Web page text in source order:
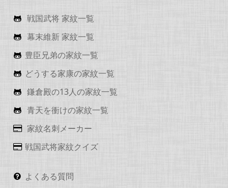
戦国武将 家紋一覧
幕末維新 家紋一覧
豊臣兄弟の家紋一覧
どうする家康の家紋一覧
鎌倉殿の13人の家紋一覧
青天を衝けの家紋一覧
家紋名刺メーカー
戦国武将家紋クイズ
よくある質問